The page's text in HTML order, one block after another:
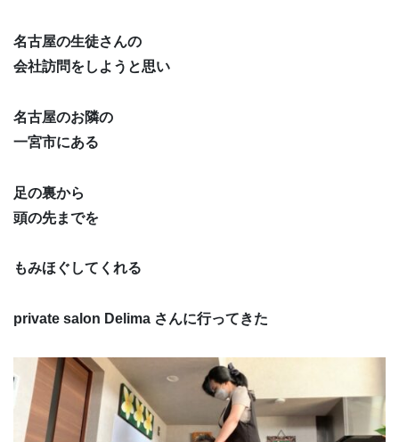
名古屋の生徒さんの
会社訪問をしようと思い
名古屋のお隣の
一宮市にある
足の裏から
頭の先までを
もみほぐしてくれる
private salon Delima さんに行ってきた